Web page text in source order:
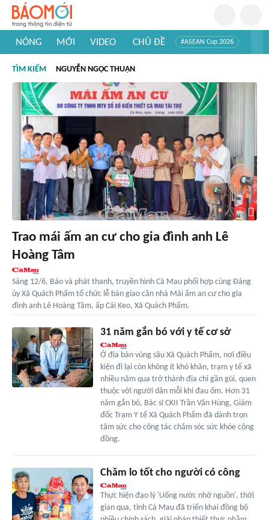
NÓNG MỚI VIDEO CHỦ ĐỀ #ASEAN Cup 2026
#Khám phá thế giới
TÌM KIẾM NGUYỄN NGỌC THUẬN
Trao mái ấm an cư cho gia đình anh Lê
Hoàng Tâm
Sáng 12/6, Báo và phát thanh, truyền hình Cà Mau phối hợp cùng Đảng
ủy Xã Quách Phẩm tổ chức lễ bàn giao căn nhà Mái ấm an cư cho gia
đình anh Lê Hoàng Tâm, ấp Cái Keo, Xã Quách Phẩm.
31 năm gắn bó với y tế cơ sở
Ở địa bàn vùng sâu Xã Quách Phẩm, nơi điều
kiện đi lại còn không ít khó khăn, trạm y tế xã
nhiều năm qua trở thành địa chỉ gần gũi, quen
thuộc với người dân mỗi khi đau ốm. Hơn 31
năm gắn bó, Bác sĩ CKII Trần Văn Hùng, Giám
đốc Trạm Y tế Xã Quách Phẩm đã dành trọn
tâm sức cho công tác chăm sóc sức khỏe cộng
đồng.
Chăm lo tốt cho người có công
Thực hiện đạo lý 'Uống nước nhớ nguồn', thời
gian qua, tỉnh Cà Mau đã triển khai đồng bộ